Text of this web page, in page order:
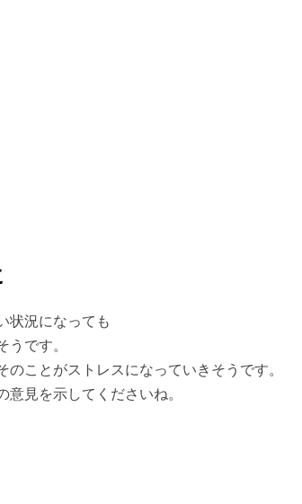
状況になっても
です。
ことがストレスになっていきそうです。
見を示してくださいね。